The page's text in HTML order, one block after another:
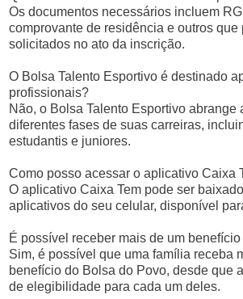
Os documentos necessários incluem
comprovante de residência e outros que
solicitados no ato da inscrição.
O Bolsa Talento Esportivo é destinado
profissionais?
Não, o Bolsa Talento Esportivo abrange
diferentes fases de suas carreiras,
estudantis e juniores.
Como posso acessar o aplicativo Caixa
O aplicativo Caixa Tem pode ser
aplicativos do seu celular, disponível
É possível receber mais de um
Sim, é possível que uma família receba
benefício do Bolsa do Povo, desde que
de elegibilidade para cada um deles.